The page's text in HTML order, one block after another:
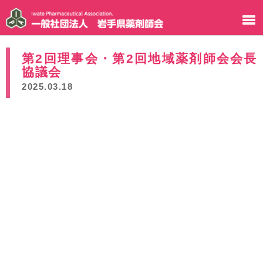
第2回理事会・第2回地域薬剤師会会長
協議会
2025.03.18